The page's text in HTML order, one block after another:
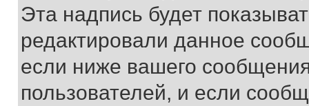
Эта надпись будет
редактировали данное
если ниже вашего
пользователей, и если